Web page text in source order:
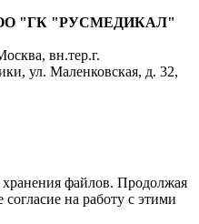
"ГК "РУСМЕДИКАЛ"
, вн.тер.г.
ул. Маленковская, д. 32,
хранения файлов. Продолжая
согласие на работу с этими